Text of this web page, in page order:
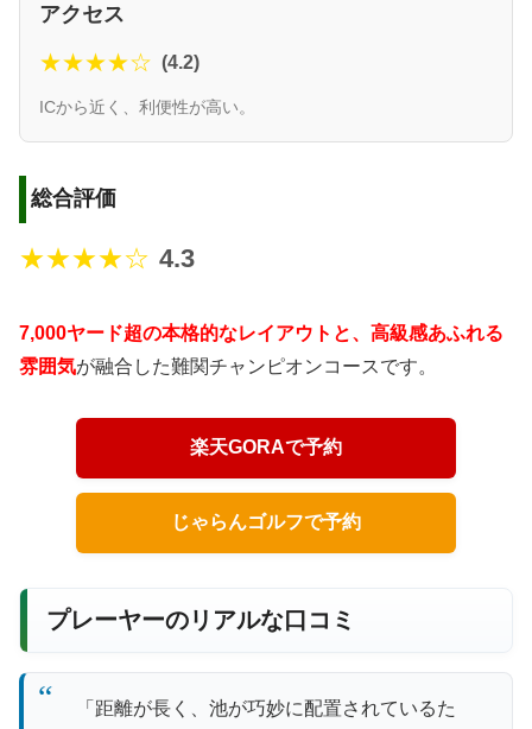
アクセス
★★★★☆ (4.2)
ICから近く、利便性が高い。
総合評価
★★★★☆ 4.3
7,000ヤード超の本格的なレイアウトと、高級感あふれる
雰囲気が融合した難関チャンピオンコースです。
楽天GORAで予約
じゃらんゴルフで予約
プレーヤーのリアルな口コミ
「距離が長く、池が巧妙に配置されているた